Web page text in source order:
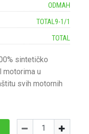
-
Količina
+
ODMAH
TOTAL9-1/1
TOTAL
sintetičko
motorima u
svih motornih